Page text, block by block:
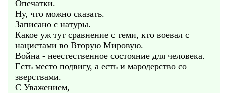
Опечатки.
Ну, что можно сказать.
Записано с натуры.
Какое уж тут сравнение с теми, кто воевал с
нацистами во Вторую Мировую.
Война - неестественное состояние для человека.
Есть место подвигу, а есть и мародерство со
зверствами.
С Уважением,